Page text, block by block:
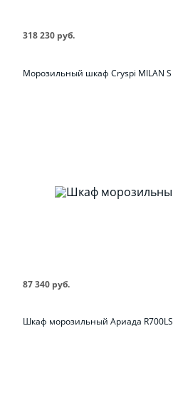
318 230 руб.
Морозильный шкаф Cryspi MILAN S
87 340 руб.
Шкаф морозильный Ариада R700LS